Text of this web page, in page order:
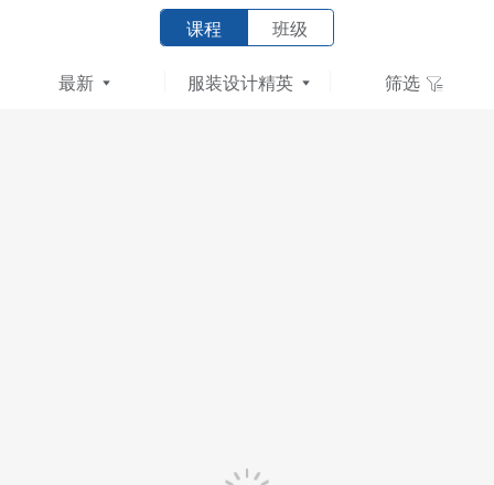
课程 班级
最新 服装设计精英 筛选